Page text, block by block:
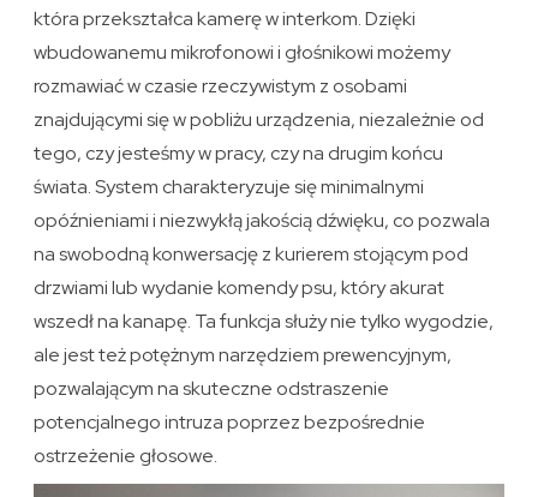
która przekształca kamerę w interkom. Dzięki
wbudowanemu mikrofonowi i głośnikowi możemy
rozmawiać w czasie rzeczywistym z osobami
znajdującymi się w pobliżu urządzenia, niezależnie od
tego, czy jesteśmy w pracy, czy na drugim końcu
świata. System charakteryzuje się minimalnymi
opóźnieniami i niezwykłą jakością dźwięku, co pozwala
na swobodną konwersację z kurierem stojącym pod
drzwiami lub wydanie komendy psu, który akurat
wszedł na kanapę. Ta funkcja służy nie tylko wygodzie,
ale jest też potężnym narzędziem prewencyjnym,
pozwalającym na skuteczne odstraszenie
potencjalnego intruza poprzez bezpośrednie
ostrzeżenie głosowe.